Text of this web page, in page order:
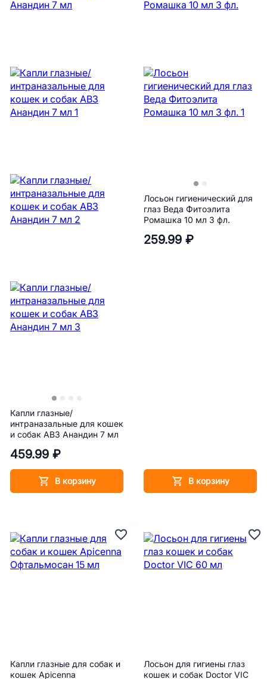
Капли глазные/
интраназальные для кошек
и собак АВЗ Анандин 7 мл
459.99 ₽
В корзину
Лосьон гигиенический для
глаз Веда Фитоэлита
Ромашка 10 мл 3 фл.
259.99 ₽
В корзину
Капли глазные для собак и
кошек Apicenna
Лосьон для гигиены глаз
кошек и собак Doctor VIC